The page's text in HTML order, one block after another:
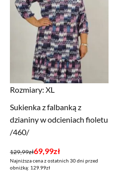
Rozmiary: XL
Sukienka z falbanką z
dzianiny w odcieniach fioletu
/460/
129,99zł
Pierwotna
cena
69,99zł
Aktualna
cena
Najniższa cena z ostatnich 30 dni przed
obniżką: 129.99zł